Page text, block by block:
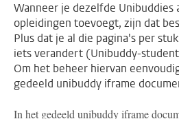
Wanneer je dezelfde Unibuddies
opleidingen toevoegt, zijn dat
Plus dat je al die pagina's per
iets verandert (Unibuddy-
Om het beheer hiervan
gedeeld unibuddy iframe
In het gedeeld unibuddy iframe